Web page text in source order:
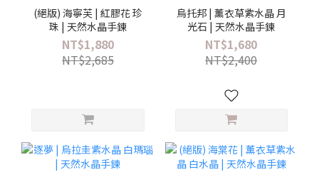
(絕版) 海寧芙 | 紅膠花 珍
珠 | 天然水晶手鍊
NT$1,880
NT$2,685
烏托邦 | 薰衣草紫水晶 月
光石 | 天然水晶手鍊
NT$1,680
NT$2,400